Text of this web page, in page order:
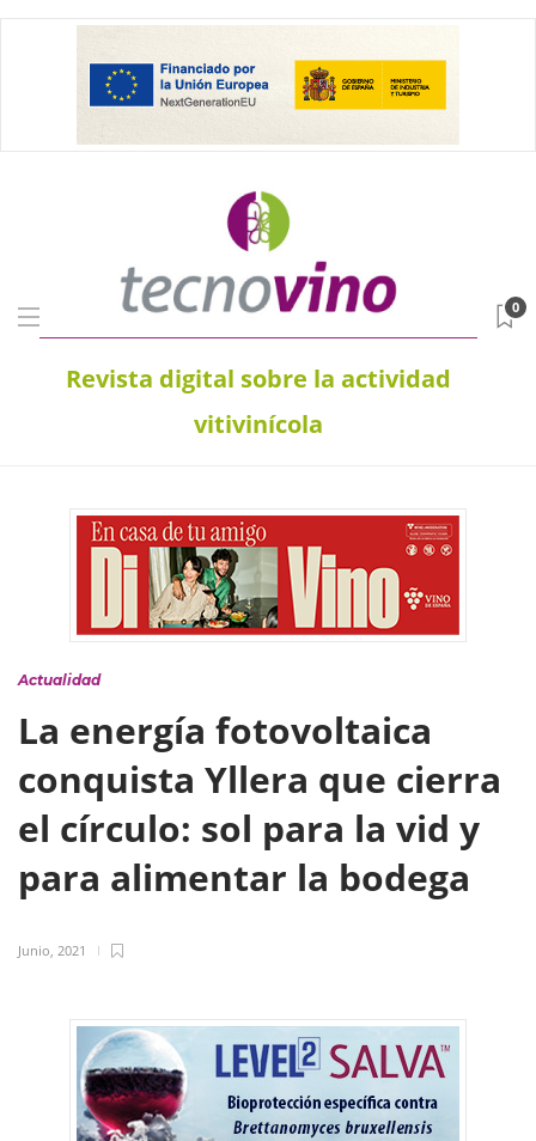
Revista digital sobre la actividad
vitivinícola
0
Actualidad
La energía fotovoltaica
conquista Yllera que cierra
el círculo: sol para la vid y
para alimentar la bodega
Junio, 2021